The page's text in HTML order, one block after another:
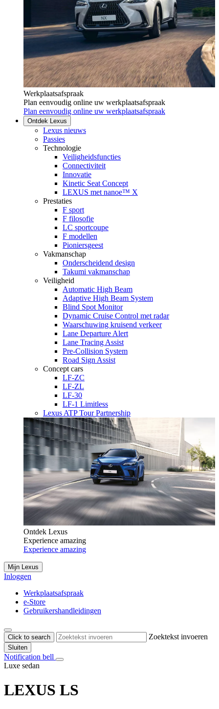
Werkplaatsafspraak
Plan eenvoudig online uw werkplaatsafspraak
Plan eenvoudig online uw werkplaatsafspraak
Ontdek Lexus
Lexus nieuws
Passies
Technologie
Veiligheidsfuncties
Connectiviteit
Innovatie
Kinetic Seat Concept
LEXUS met nanoe™ X
Prestaties
F sport
F filosofie
LC sportcoupe
F modellen
Pioniersgeest
Vakmanschap
Onderscheidend design
Takumi vakmanschap
Veiligheid
Automatic High Beam
Adaptive High Beam System
Blind Spot Monitor
Dynamic Cruise Control met radar
Waarschuwing kruisend verkeer
Lane Departure Alert
Lane Tracing Assist
Pre-Collision System
Road Sign Assist
Concept cars
LF-ZC
LF-ZL
LF-30
LF-1 Limitless
Lexus ATP Tour Partnership
Ontdek Lexus
Experience amazing
Experience amazing
Mijn Lexus
Inloggen
Werkplaatsafspraak
e-Store
Gebruikershandleidingen
Click to search Zoektekst invoeren
Sluiten
Notification bell
Luxe sedan
LEXUS LS